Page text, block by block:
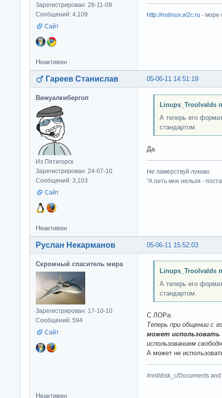
Зарегистрирован: 28-11-09
Сообщений: 4,109
Сайт
http://nolinux.w2c.ru - море
Неактивен
05-06-11 14:51:19
Гареев Станислав
Вижуалкибергоп
Из Пятигорск
Зарегистрирован: 24-07-10
Сообщений: 3,103
Сайт
Linups_Troolvalds
А теперь его
стандартом.
Да.
Не ламерствуй лукаво.
"А петь мне нельзя -
Неактивен
05-06-11 15:52:03
Руслан Некарманов
Скромный спаситель мира
Зарегистрирован: 17-10-10
Сообщений: 594
Сайт
Linups_Troolvalds
А теперь его
стандартом.
C ЛОРа:
Теперь при общении с
может использовать
использованием
А может не
/mnt/disk_c/Documents
Неактивен